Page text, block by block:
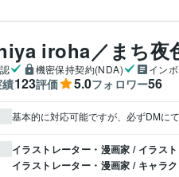
iroha／まち夜
機密保持契約(NDA) イン
123評価 5.0フォロワー56
基本的に対応可能ですが、必ずDMに
イラストレーター・漫画家 / イラス
イラストレーター・漫画家 / キャラ